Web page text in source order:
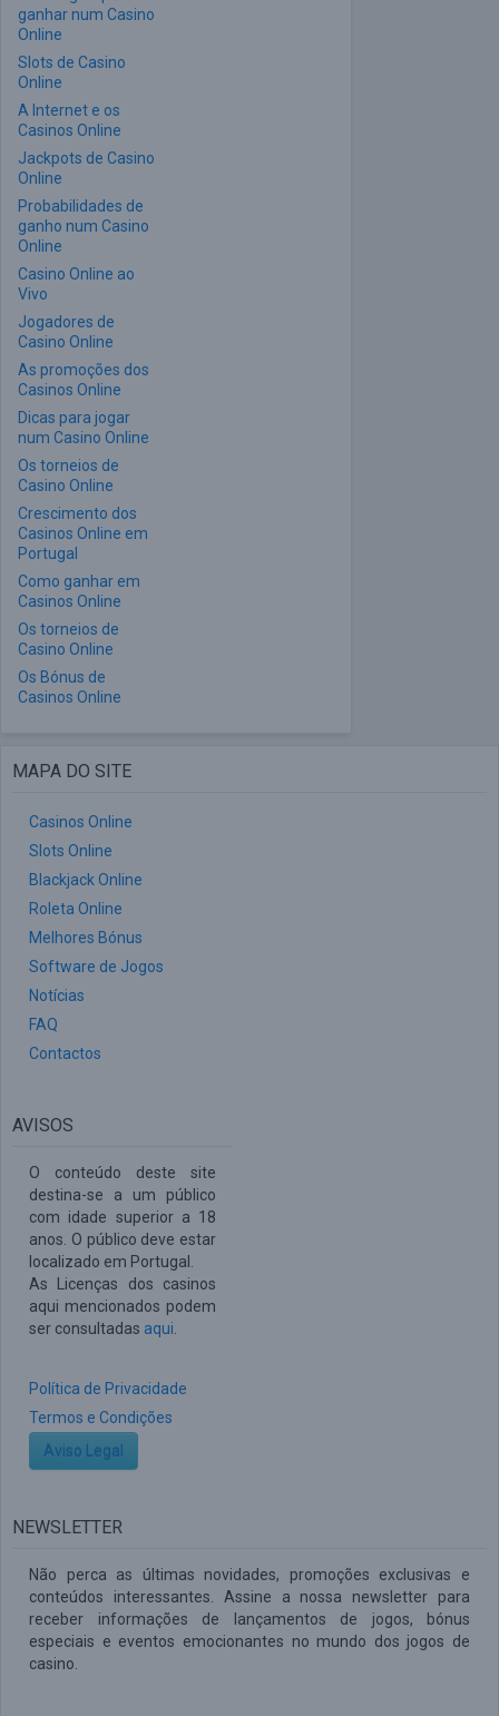
ganhar num Casino
Online
Slots de Casino
Online
A Internet e os
Casinos Online
Jackpots de Casino
Online
Probabilidades de
ganho num Casino
Online
Casino Online ao
Vivo
Jogadores de
Casino Online
As promoções dos
Casinos Online
Dicas para jogar
num Casino Online
Os torneios de
Casino Online
Crescimento dos
Casinos Online em
Portugal
Como ganhar em
Casinos Online
Os torneios de
Casino Online
Os Bónus de
Casinos Online
MAPA DO SITE
Casinos Online
Slots Online
Blackjack Online
Roleta Online
Melhores Bónus
Software de Jogos
Notícias
FAQ
Contactos
AVISOS
O conteúdo deste site
destina-se a um público
com idade superior a 18
anos. O público deve estar
localizado em Portugal.
As Licenças dos casinos
aqui mencionados podem
ser consultadas aqui
Política de Privacidade
Termos e Condições
Aviso Legal
NEWSLETTER
Não perca as últimas novidades, promoções exclusivas e
conteúdos interessantes. Assine a nossa newsletter para
receber informações de lançamentos de jogos, bónus
especiais e eventos emocionantes no mundo dos jogos de
casino.